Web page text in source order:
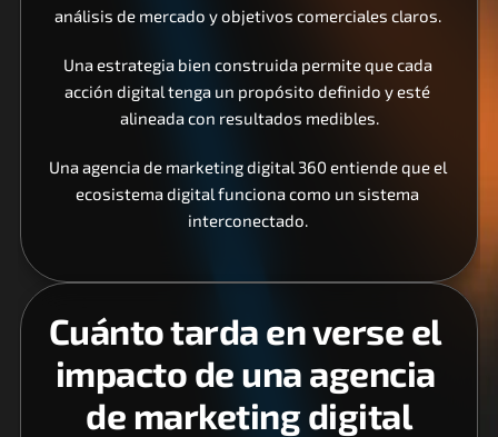
análisis de mercado y objetivos comerciales claros.
Una estrategia bien construida permite que cada
acción digital tenga un propósito definido y esté
alineada con resultados medibles.
Una agencia de marketing digital 360 entiende que el
ecosistema digital funciona como un sistema
interconectado.
Cuánto tarda en verse el
impacto de una agencia
de marketing digital